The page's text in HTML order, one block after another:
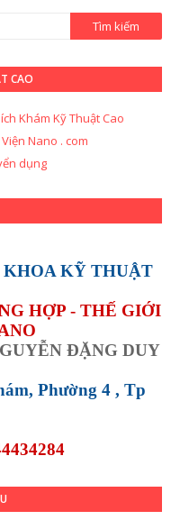
CAO
Khám Kỹ Thuật Cao
Nano . com
dụng
KỸ THUẬT
HỢP - THẾ GIỚI
ĐẶNG DUY
Phường 4 , Tp